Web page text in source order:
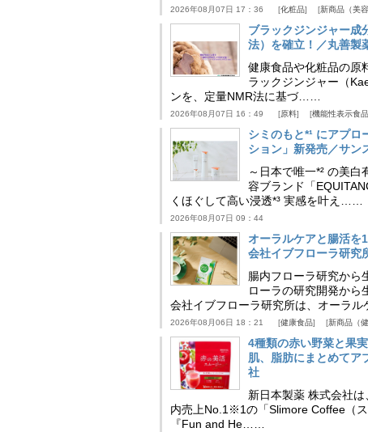
2026年08月07日 17：36 化粧品 新商品（美容
ブラックジンジャー成
法）を確立！／丸善製
健康食品や化粧品の原
ラックジンジャー（
ンを、定量NMR法に基づ……
2026年08月07日 16：49 原料 機能性表示食
シミのもと*¹ にアプ
ション」新発売／サン
～日本で唯一*² の美
容ブランド「
くほぐして高い浸透*³ 実感を叶え……
2026年08月07日 09：44
オーラルケアと腸活を
会社イブフローラ研究
腸内フローラ研究か
ローラの研究開発から
会社イブフローラ研究所は、オーラ
2026年08月06日 18：21 健康食品 新商品（健
4種類の赤い野菜と果
肌、脂肪にまとめてア
社
新日本製薬 株式会社
内売上No.1※1の「Slimore Coffee（
『Fun and He……